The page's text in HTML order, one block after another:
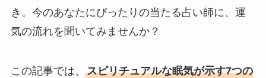
き。今のあなたにぴったりの当たる占い師に、運
気の流れを聞いてみませんか？
この記事では、 スピリチュアルな眠気が示す7つの